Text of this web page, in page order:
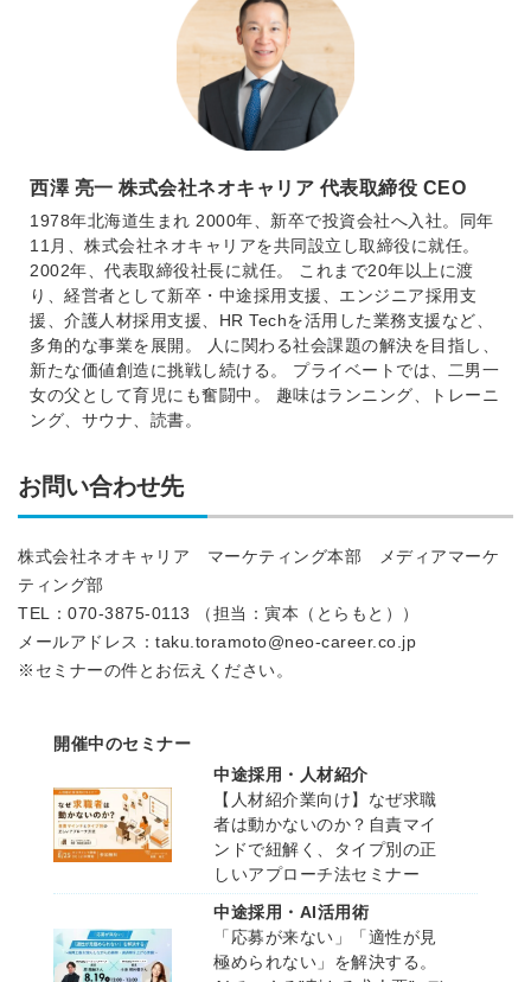
西澤 亮一 株式会社ネオキャリア 代表取締役 CEO
1978年北海道生まれ 2000年、新卒で投資会社へ入社。同年
11月、株式会社ネオキャリアを共同設立し取締役に就任。
2002年、代表取締役社長に就任。 これまで20年以上に渡
り、経営者として新卒・中途採用支援、エンジニア採用支
援、介護人材採用支援、HR Techを活用した業務支援など、
多角的な事業を展開。 人に関わる社会課題の解決を目指し、
新たな価値創造に挑戦し続ける。 プライベートでは、二男一
女の父として育児にも奮闘中。 趣味はランニング、トレーニ
ング、サウナ、読書。
お問い合わせ先
株式会社ネオキャリア マーケティング本部 メディアマーケ
ティング部
TEL：070-3875-0113 （担当：寅本（とらもと））
メールアドレス：taku.toramoto@neo-career.co.jp
※セミナーの件とお伝えください。
開催中のセミナー
中途採用・人材紹介
【人材紹介業向け】なぜ求職
者は動かないのか？自責マイ
ンドで紐解く、タイプ別の正
しいアプローチ法セミナー
中途採用・AI活用術
「応募が来ない」「適性が見
極められない」を解決する。